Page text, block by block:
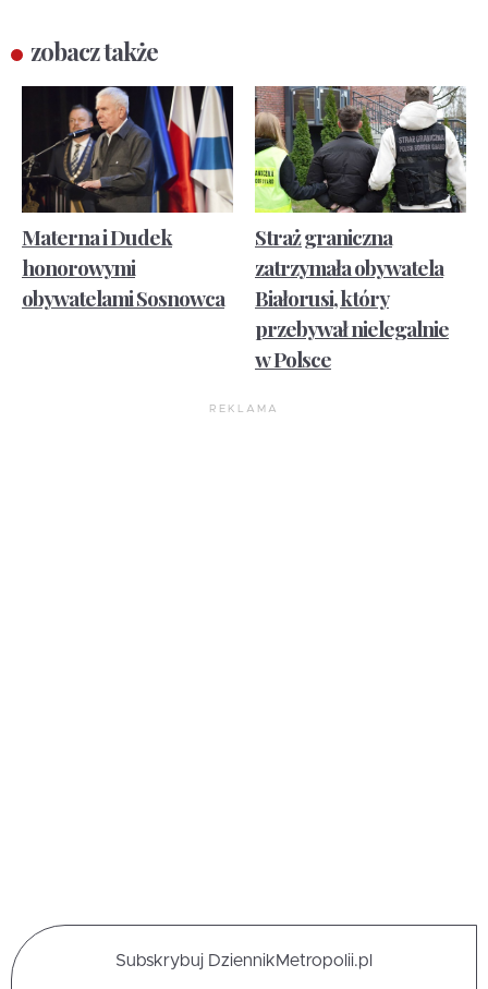
zobacz także
Materna i Dudek
honorowymi
obywatelami Sosnowca
Straż graniczna
zatrzymała obywatela
Białorusi, który
przebywał nielegalnie
w Polsce
REKLAMA
Subskrybuj DziennikMetropolii.pl